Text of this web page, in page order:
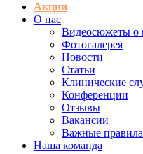
Акции
О нас
Видеосюжеты о
Фотогалерея
Новости
Статьи
Клинические
Конференции
Отзывы
Вакансии
Важные правила
Наша команда